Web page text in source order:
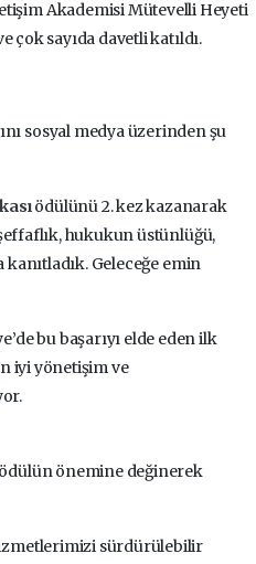
Akademisi Mütevelli Heyeti
çok sayıda davetli katıldı.
sosyal medya üzerinden şu
ödülünü 2. kez kazanarak
hukukun üstünlüğü,
kanıtladık. Geleceğe emin
bu başarıyı elde eden ilk
iyi yönetişim ve
önemine değinerek
sürdürülebilir